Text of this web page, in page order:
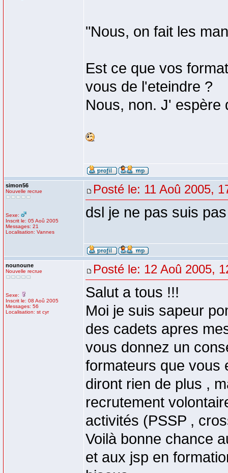
"Nous, on fait les
Est ce que vos
vous de l'eteindre ?
Nous, non. J' espère
simon56
Nouvelle recrue
Sexe:
Inscrit le: 05 Aoû 2005
Messages: 21
Localisation: Vannes
Posté le: 11 Aoû 2005,
dsl je ne pas suis
nounoune
Nouvelle recrue
Sexe:
Inscrit le: 08 Aoû 2005
Messages: 56
Localisation: st cyr
Posté le: 12 Aoû 2005,
Salut a tous !!!
Moi je suis sapeur
des cadets apres
vous donnez un
formateurs que vous
diront rien de plus ,
recrutement
activités (PSSP ,
Voilà bonne chance
et aux jsp en